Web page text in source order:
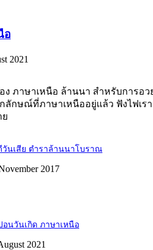
อ
2021
ง ภาษาเหนือ ล้านนา สำหรับการอว
ลักษณ์ที่ภาษาเหนืออยู่แล้ว ฟังไฟเร
ย
วันเสีย ตำราล้านนาโบราณ
2017
นวันเกิด ภาษาเหนือ
2021